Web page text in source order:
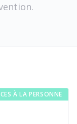
À LA PERSONNE